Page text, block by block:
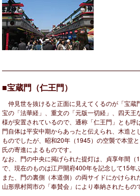
■宝蔵門（仁王門）
仲見世を抜けると正面に見えてくるのが「宝蔵
宝の「法華経」、重文の「元版一切経」、四天
様が安置されているので、通称「仁王門」とも呼
門自体は平安中期からあったと伝えられ、木造
ものでしたが、昭和20年（1945）の空襲で本堂
氏の寄進によるものです。
なお、門の中央に掲げられた提灯は、貞享年間
で、現在のものは江戸開府400年を記念して15年
また、門の裏側（本道側）の両サイドにかけら
山形県村岡市の「奉賛会」により奉納されたもの